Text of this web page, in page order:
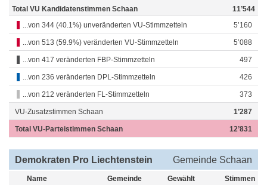
Total VU Kandidatenstimmen Schaan
11’544
...von 344 (40.1%) unveränderten VU-Stimmzetteln
5’160
...von 513 (59.9%) veränderten VU-Stimmzetteln 5’088
...von 417 veränderten FBP-Stimmzetteln 497
...von 236 veränderten DPL-Stimmzetteln 426
...von 212 veränderten FL-Stimmzetteln 373
VU-Zusatzstimmen Schaan 1’287
Total VU-Parteistimmen Schaan 12’831
Demokraten Pro Liechtenstein Gemeinde Schaan
Name Gemeinde Gewählt Stimmen